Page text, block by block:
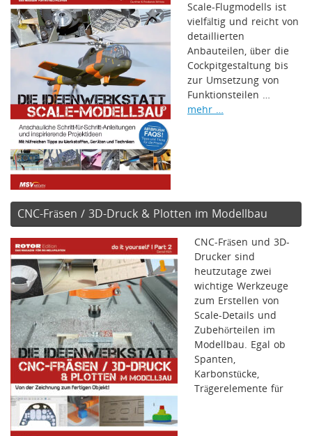
Scale-Flugmodells ist
vielfältig und reicht von
detaillierten
Anbauteilen, über die
Cockpitgestaltung bis
zur Umsetzung von
Funktionsteilen …
mehr …
CNC-Fräsen / 3D-Druck & Plotten im Modellbau
CNC-Fräsen und 3D-
Drucker sind
heutzutage zwei
wichtige Werkzeuge
zum Erstellen von
Scale-Details und
Zubehörteilen im
Modellbau. Egal ob
Spanten,
Karbonstücke,
Trägerelemente für